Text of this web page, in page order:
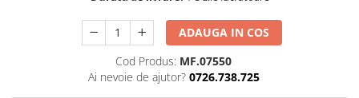
ADAUGA IN COS
Cod Produs: MF.07550
Ai nevoie de ajutor? 0726.738.725